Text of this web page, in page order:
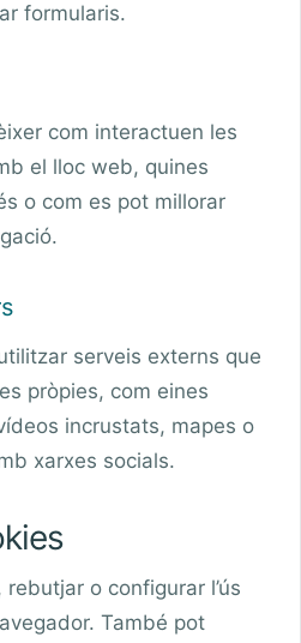
formularis.
com interactuen les
el lloc web, quines
o com es pot millorar
serveis externs que
pròpies, com eines
incrustats, mapes o
xarxes socials.
rebutjar o configurar l’ús
També pot